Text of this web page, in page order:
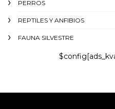
PERROS
REPTILES Y ANFIBIOS
FAUNA SILVESTRE